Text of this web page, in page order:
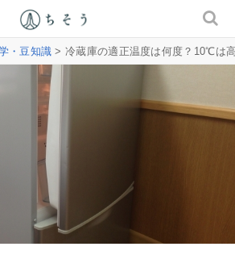
・豆知識 > 冷蔵庫の適正温度は何度？10℃は